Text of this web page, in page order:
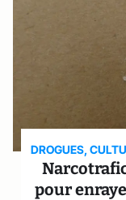
DROGUES,
pour